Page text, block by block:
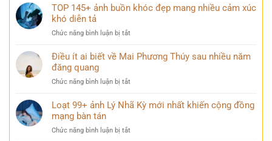
lên
và
góc
148+
Vịnh
Long
thể
TOP 145+ ảnh buồn khóc đẹp mang nhiều cảm xúc
khó diễn tả
Chức năng bình luận bị tắt
145+
khóc
mang
Điều ít ai biết về Mai Phương Thúy sau nhiều năm
đăng quang
Chức năng bình luận bị tắt
ít
về
Loạt 99+ ảnh Lý Nhã Kỳ mới nhất khiến cộng đồng
mạng bàn tán
Chức năng bình luận bị tắt